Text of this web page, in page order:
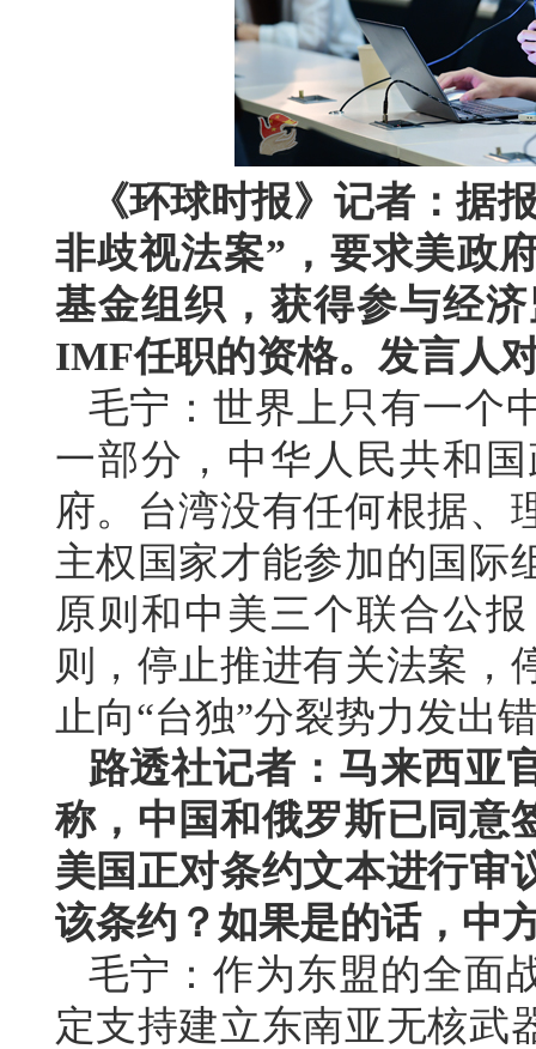
《环球时报》记者：据
非歧视法案”，要求美政
基金组织，获得参与经
IMF任职的资格。发言人
毛宁：世界上只有一个
一部分，中华人民共和
府。台湾没有任何根据、
主权国家才能参加的国际
原则和中美三个联合公
则，停止推进有关法案，
止向“台独”分裂势力发出
路透社记者：马来西亚
称，中国和俄罗斯已同意
美国正对条约文本进行审
该条约？如果是的话，中
毛宁：作为东盟的全面
定支持建立东南亚无核武